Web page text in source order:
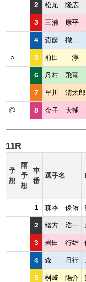
2 松尾 隆広
3 三浦 康平
4 斎藤 撤二
○ 5 前田 淳
6 丹村 飛竜
7 早川 清太郎
◎ 8 金子 大輔
11R
予
想
雨
予
想
車
番
選手名
1 森本 優佑
2 緒方 浩一
3 岩田 行雄
4 森 且行
5 桝崎 陽介